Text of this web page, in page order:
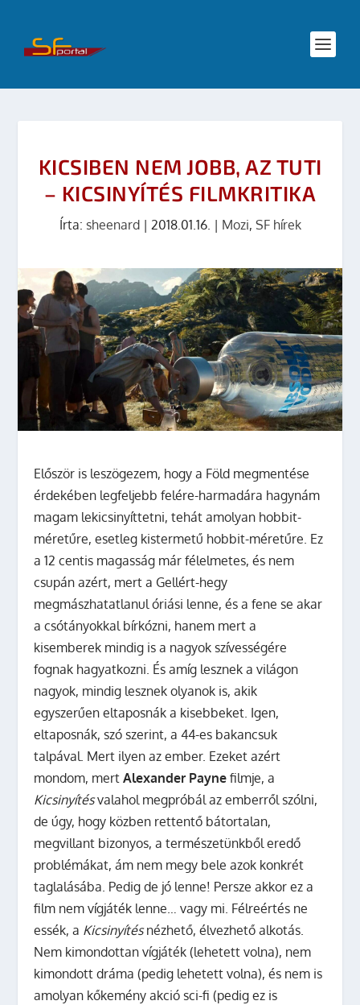
KICSIBEN NEM JOBB, AZ TUTI
– KICSINYÍTÉS FILMKRITIKA
Írta: sheenard| 2018.01.16. | Mozi, SF hírek
Először is leszögezem, hogy a Föld megmentése
érdekében legfeljebb felére-harmadára hagynám
magam lekicsinyíttetni, tehát amolyan hobbit-
méretűre, esetleg kistermetű hobbit-méretűre. Ez
a 12 centis magasság már félelmetes, és nem
csupán azért, mert a Gellért-hegy
megmászhatatlanul óriási lenne, és a fene se akar
a csótányokkal bírkózni, hanem mert a
kisemberek mindig is a nagyok szívességére
fognak hagyatkozni. És amíg lesznek a világon
nagyok, mindig lesznek olyanok is, akik
egyszerűen eltaposnák a kisebbeket. Igen,
eltaposnák, szó szerint, a 44-es bakancsuk
talpával. Mert ilyen az ember. Ezeket azért
mondom, mertAlexander Payne filmje, a
Kicsinyítésvalahol megpróbál az emberről szólni,
de úgy, hogy közben rettentő bátortalan,
megvillant bizonyos, a természetünkből eredő
problémákat, ám nem megy bele azok konkrét
taglalásába. Pedig de jó lenne! Persze akkor ez a
film nem vígjáték lenne… vagy mi. Félreértés ne
essék, a Kicsinyítésnézhető, élvezhető alkotás.
Nem kimondottan vígjáték (lehetett volna), nem
kimondott dráma (pedig lehetett volna), és nem is
amolyan kőkemény akció sci-fi (pedig ez is